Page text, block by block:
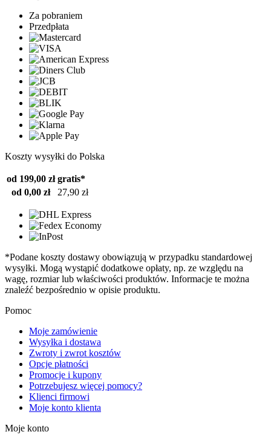
Za pobraniem
Przedpłata
Koszty wysyłki do Polska
od 199,00 zł gratis*
od 0,00 zł
27,90 zł
*Podane koszty dostawy obowiązują w przypadku standardowej
wysyłki. Mogą wystąpić dodatkowe opłaty, np. ze względu na
wagę, rozmiar lub właściwości produktów. Informacje te można
znaleźć bezpośrednio w opisie produktu.
Pomoc
Moje zamówienie
Wysyłka i dostawa
Zwroty i zwrot kosztów
Opcje płatności
Promocje i kupony
Potrzebujesz więcej pomocy?
Klienci firmowi
Moje konto klienta
Moje konto